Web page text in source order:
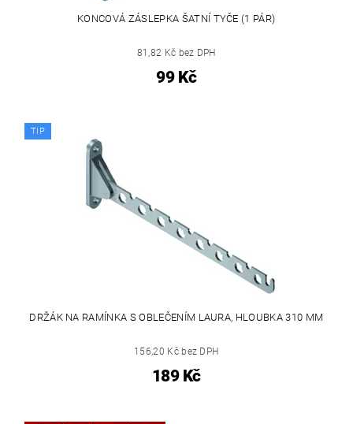
KONCOVÁ ZÁSLEPKA ŠATNÍ TYČE (1 PÁR)
81,82 Kč bez DPH
99 Kč
TIP
DRŽÁK NA RAMÍNKA S OBLEČENÍM LAURA, HLOUBKA 310 MM
156,20 Kč bez DPH
189 Kč